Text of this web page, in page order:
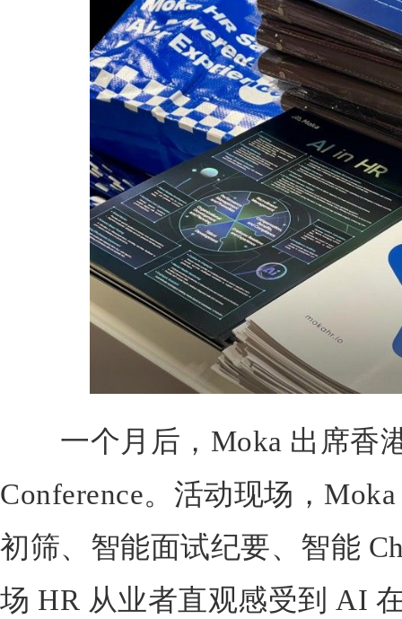
一个月后，Moka 出席香港
Conference。活动现场，
初筛、智能面试纪要、智能
场 HR 从业者直观感受到 AI